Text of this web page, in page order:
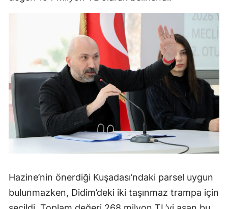
Hazine’nin önerdiği Kuşadası’ndaki parsel uygun
bulunmazken, Didim’deki iki taşınmaz trampa için